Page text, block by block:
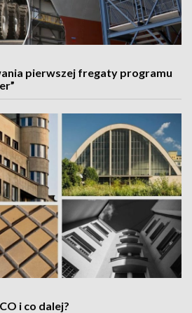
pierwszej fregaty programu
i co dalej?